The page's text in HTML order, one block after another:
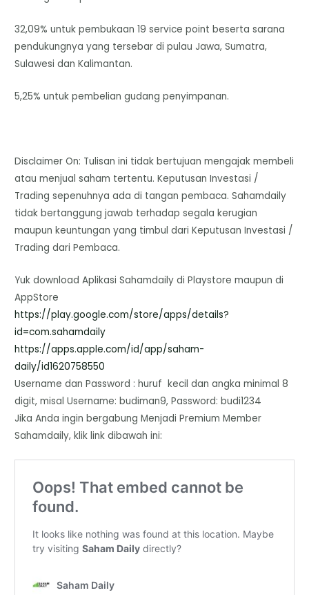
32,09% untuk pembukaan 19 service point beserta sarana
pendukungnya yang tersebar di pulau Jawa, Sumatra,
Sulawesi dan Kalimantan.
5,25% untuk pembelian gudang penyimpanan.
Disclaimer On: Tulisan ini tidak bertujuan mengajak membeli
atau menjual saham tertentu. Keputusan Investasi /
Trading sepenuhnya ada di tangan pembaca. Sahamdaily
tidak bertanggung jawab terhadap segala kerugian
maupun keuntungan yang timbul dari Keputusan Investasi /
Trading dari Pembaca.
Yuk download Aplikasi Sahamdaily di Playstore maupun di
AppStore
https://play.google.com/store/apps/details?
id=com.sahamdaily
https://apps.apple.com/id/app/saham-
daily/id1620758550
Username dan Password : huruf kecil dan angka minimal 8
digit, misal Username: budiman9, Password: budi1234
Jika Anda ingin bergabung Menjadi Premium Member
Sahamdaily, klik link dibawah ini: